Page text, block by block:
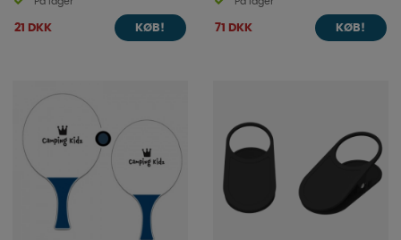
21 DKK KØB! 71 DKK KØB!